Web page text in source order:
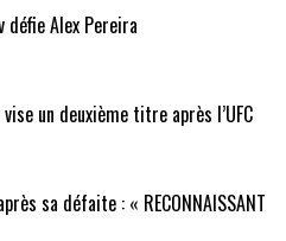
défie Alex Pereira
un deuxième titre après l’UFC
sa défaite : « RECONNAISSANT